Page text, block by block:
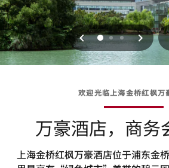
上一页
012 下
欢迎光临上海金桥红枫万
万豪酒店，商务
上海金桥红枫万豪酒店位于浦东金